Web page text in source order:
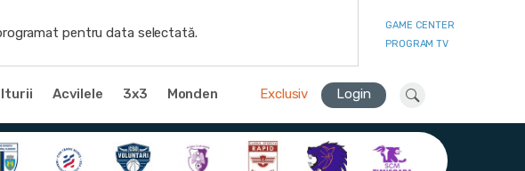
pentru data selectată.
GAME CENTER
PROGRAM TV
Acvilele 3x3 Monden Exclusiv Login